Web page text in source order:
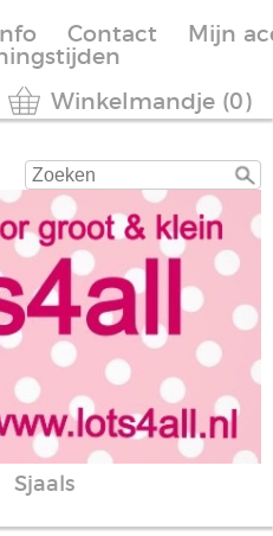
Info Contact
Mijn
Winkelmandje (0)
Sjaals